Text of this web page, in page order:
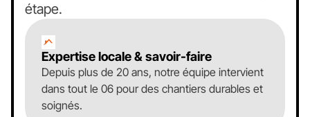
étape.
Expertise locale & savoir-faire
Depuis plus de 20 ans, notre équipe intervient
dans tout le 06 pour des chantiers durables et
soignés.